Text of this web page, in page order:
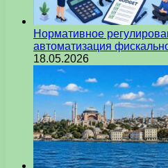
Нормативное
автоматизация
18.05.2026